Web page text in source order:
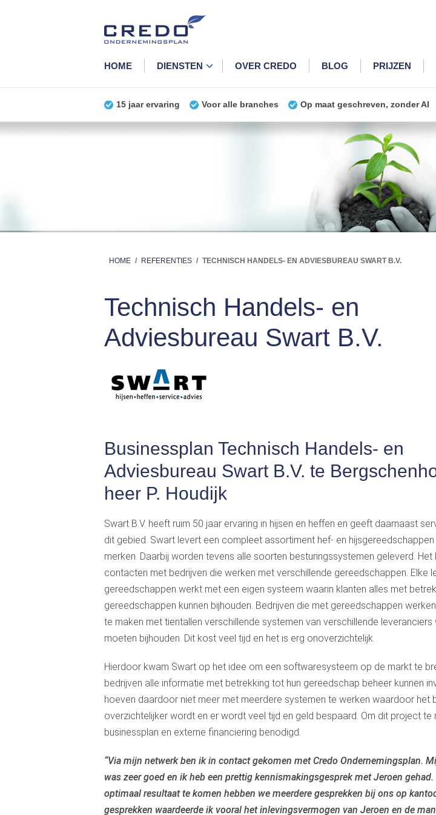
HOME DIENSTEN OVER CREDO BLOG PRIJZEN
15 jaar ervaring Voor alle branches Op maat geschreven, zonder AI
HOME / REFERENTIES / TECHNISCH HANDELS- EN ADVIESBUREAU SWART B.V.
Technisch Handels- en
Adviesbureau Swart B.V.
Businessplan Technisch Handels- en
Adviesbureau Swart B.V. te
heer P. Houdijk
Swart B.V. heeft ruim 50 jaar ervaring in hijsen en heffen en geeft daarnaast
dit gebied. Swart levert een compleet assortiment hef- en
merken. Daarbij worden tevens alle soorten besturingssystemen geleverd. Het
contacten met bedrijven die werken met verschillende gereedschappen. Elke
gereedschappen werkt met een eigen systeem waarin klanten alles met
gereedschappen kunnen bijhouden. Bedrijven die met gereedschappen
te maken met tientallen verschillende systemen van verschillende leveranciers
moeten bijhouden. Dit kost veel tijd en het is erg onoverzichtelijk.
Hierdoor kwam Swart op het idee om een softwaresysteem op de markt te
bedrijven alle informatie met betrekking tot hun gereedschap beheer kunnen
hoeven daardoor niet meer met meerdere systemen te werken waardoor het
overzichtelijker wordt en er wordt veel tijd en geld bespaard. Om dit project te
businessplan en externe financiering benodigd.
“Via mijn netwerk ben ik in contact gekomen met Credo Ondernemingsplan.
was zeer goed en ik heb een prettig kennismakingsgesprek met Jeroen gehad.
optimaal resultaat te komen hebben we meerdere gesprekken bij ons op
gesprekken waardeerde ik vooral het inlevingsvermogen van Jeroen en de